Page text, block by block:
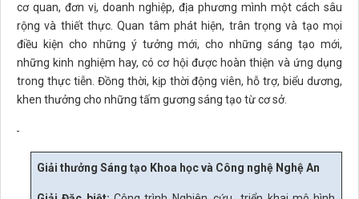
cơ quan, đơn vị, doanh nghiệp, địa phương mình một cách sâu
rộng và thiết thực. Quan tâm phát hiện, trân trọng và tạo mọi
điều kiện cho những ý tưởng mới, cho những sáng tạo mới,
những kinh nghiệm hay, có cơ hội được hoàn thiện và ứng dụng
trong thực tiễn. Đồng thời, kịp thời động viên, hỗ trợ, biểu dương,
khen thưởng cho những tấm gương sáng tạo từ cơ sở.
Giải thưởng Sáng tạo Khoa học và Công nghệ NghệAn